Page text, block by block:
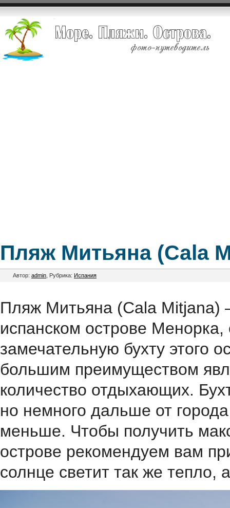
Пляж Митьяна (Cala
Автор: admin , Рубрика: Испания
Пляж Митьяна (Cala
испанском острове
замечательную бухту этого
большим преимуществом
количество отдыхающих.
но немного дальше от
меньше. Чтобы получить
острове рекомендуем вам
солнце светит так же тепло,